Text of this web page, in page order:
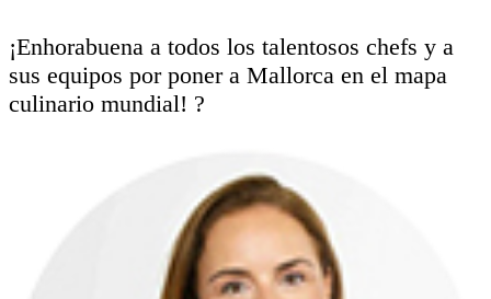
¡Enhorabuena a todos los talentosos chefs y a
sus equipos por poner a Mallorca en el mapa
culinario mundial! ?